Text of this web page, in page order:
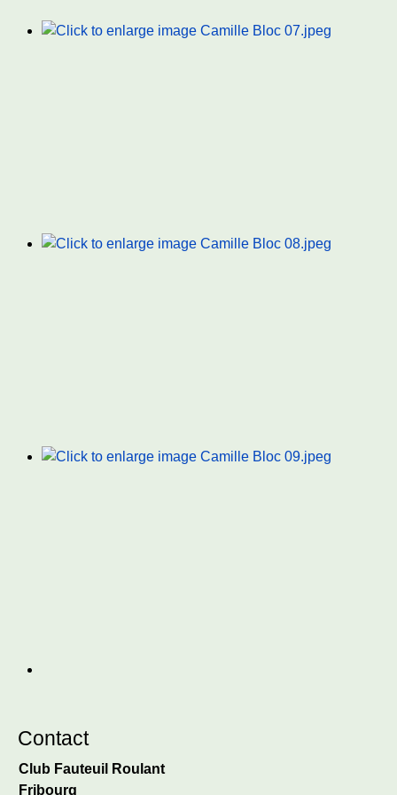
Contact
Club Fauteuil Roulant
Fribourg